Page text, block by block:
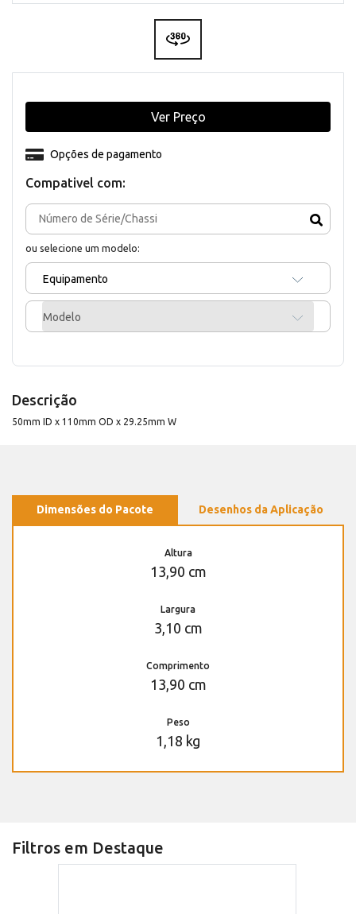
Compativel com:
ou selecione um modelo:
Equipamento
Modelo
Opções de pagamento
Ver Preço
Descrição
50mm ID x 110mm OD x 29.25mm W
Dimensões do Pacote Desenhos da Aplicação
Altura
13,90 cm
Largura
3,10 cm
Comprimento
13,90 cm
Peso
1,18 kg
Filtros em Destaque